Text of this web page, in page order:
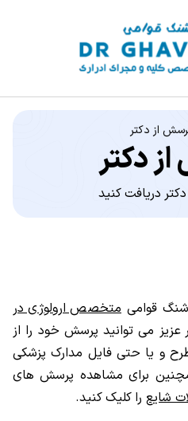
از دکتر
دکتر
دریافت کنید
قوامی متخصص ارولوژی در
می توانید پرسش خود را از
و یا حتی فایل مدارک پزشکی
برای مشاهده پرسش های
شایع را کلیک کنید.